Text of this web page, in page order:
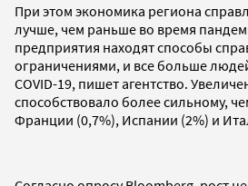
При этом экономика региона
лучше, чем раньше во время
предприятия находят способы
ограничениями, и все больше
COVID-19, пишет агентство.
способствовало более сильному,
Франции (0,7%), Испании (2%) и